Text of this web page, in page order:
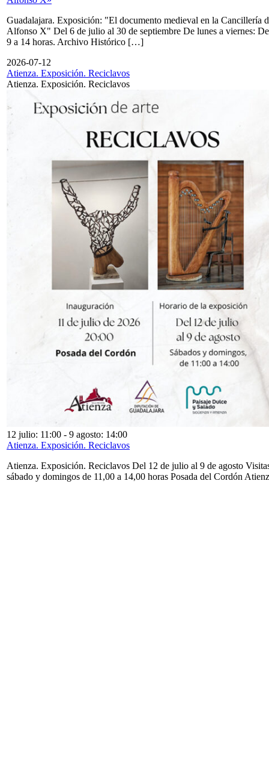
Guadalajara. Exposición: "El documento medieval en la Cancillería
Alfonso X" Del 6 de julio al 30 de septiembre De lunes a viernes: De
9 a 14 horas. Archivo Histórico […]
2026-07-12
Atienza. Exposición. Reciclavos
Atienza. Exposición. Reciclavos
12 julio: 11:00 - 9 agosto: 14:00
Atienza. Exposición. Reciclavos
Atienza. Exposición. Reciclavos Del 12 de julio al 9 de agosto
sábado y domingos de 11,00 a 14,00 horas Posada del Cordón